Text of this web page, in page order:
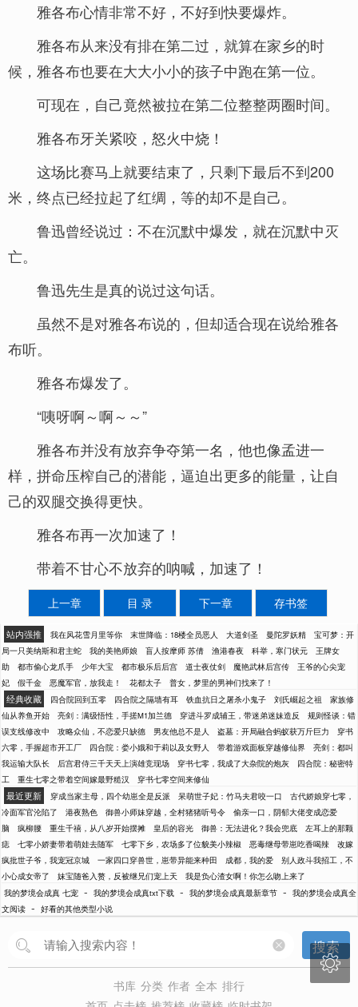
雅各布心情非常不好，不好到快要爆炸。
雅各布从来没有排在第二过，就算在家乡的时
候，雅各布也要在大大小小的孩子中跑在第一位。
可现在，自己竟然被拉在第二位整整两圈时间。
雅各布牙关紧咬，怒火中烧！
这场比赛马上就要结束了，只剩下最后不到200
米，终点已经拉起了红绸，等的却不是自己。
鲁迅曾经说过：不在沉默中爆发，就在沉默中灭
亡。
鲁迅先生是真的说过这句话。
虽然不是对雅各布说的，但却适合现在说给雅各
布听。
雅各布爆发了。
“咦呀啊～啊～～”
雅各布并没有放弃争夺第一名，他也像孟进一
样，拼命压榨自己的潜能，逼迫出更多的能量，让自
己的双腿交换得更快。
雅各布再一次加速了！
带着不甘心不放弃的呐喊，加速了！
上一章 目 录 下一章 存书签
站内强推 我在风花雪月里等你 末世降临：18楼全员恶人 大道剑圣 曼陀罗妖精
宝可梦：开
局一只美纳斯和君主蛇
我的美艳师娘 盲人按摩师 苏倩 渔港春夜 科举，寒门状元
王牌女
助
都市偷心龙爪手 少年大宝 都市极乐后后宫 道士夜仗剑 魔艳武林后宫传
王爷的心尖宠
妃
假千金 恶魔军官，放我走！ 花都太子 普女，梦里的男神们找来了！
经典收藏 四合院回到五零 四合院之隔墙有耳 铁血抗日之屠杀小鬼子 刘氏崛起之祖
家族修
仙从养鱼开始
亮剑：满级悟性，手搓M1加兰德 穿进斗罗成辅王，带迷弟迷妹造反
规则怪谈：错
误支线修改中
攻略众仙，不恋爱只缺德 男友他总不是人 盗墓：开局融合蚂蚁获万斤巨力
穿书
六零，手握超市开工厂
四合院：娄小娥和于莉以及女野人 带着游戏面板穿越修仙界
亮剑：都叫
我运输大队长
后宫君侍三千天天上演雄竞现场 穿书七零，我成了大杂院的炮灰
四合院：秘密特
工
重生七零之带着空间嫁最野糙汉 穿书七零空间来修仙
最近更新 穿成当家主母，四个幼崽全是反派 呆萌世子妃：竹马夫君咬一口
古代娇娘穿七零，
冷面军官沦陷了
港夜熟色 御兽小师妹穿越，全村猪猪听号令
偷亲一口，阴郁大佬变成恋爱
脑
疯柳腰 重生千禧，从八岁开始摆摊 皇后的容光 御兽：无法进化？我会兜底
左耳上的那颗
痣
七零小娇妻带着萌娃去随军 七零下乡，农场多了位貌美小辣椒 恶毒继母带崽吃香喝辣
改嫁
疯批世子爷，我宠冠京城
一家四口穿兽世，崽带异能来种田 成都，我的爱
别人政斗我招工，不
小心成女帝了
妹宝随爸入赘，反被继兄们宠上天
我是负心渣女啊！你怎么吻上来了
我的梦境会成真 七宠 - 我的梦境会成真txt下载 - 我的梦境会成真最新章节 - 我的梦境会成真全
文阅读 - 好看的其他类型小说
搜索
书库 分类 作者 全本 排行
